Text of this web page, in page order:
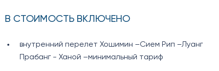
В СТОИМОСТЬ ВКЛЮЧЕНО
внутренний перелет Хошимин –Сием Рип –Луанг
Прабанг - Ханой –минимальный тариф